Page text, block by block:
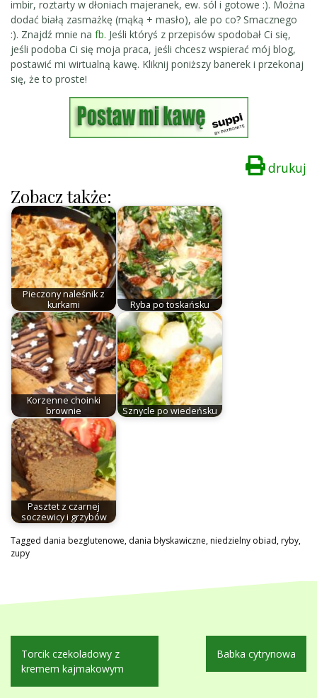
imbir, roztarty w dłoniach majeranek, ew. sól i gotowe :). Można
dodać białą zasmażkę (mąką + masło), ale po co? Smacznego
:). Znajdź mnie na fb. Jeśli któryś z przepisów spodobał Ci się,
jeśli podoba Ci się moja praca, jeśli chcesz wspierać mój blog,
postawić mi wirtualną kawę. Kliknij poniższy banerek i przekonaj
się, że to proste!
drukuj
Zobacz także:
Pieczony naleśnik z
kurkami
Ryba po toskańsku
Korzenne choinki
brownie
Sznycle po wiedeńsku
Pasztet z czarnej
soczewicy i grzybów
Tagged dania bezglutenowe, dania błyskawiczne,niedzielny obiad,ryby,
zupy
Nawigacja
wpisu
Torcik czekoladowy z
kremem kajmakowym
Babka cytrynowa